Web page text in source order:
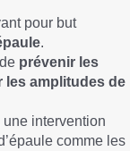
pour but
.
prévenir les
les amplitudes de
une intervention
comme les